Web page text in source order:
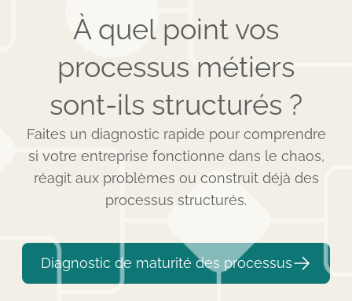
À quel point vos
processus métiers
sont-ils structurés ?
Faites un diagnostic rapide pour comprendre
si votre entreprise fonctionne dans le chaos,
réagit aux problèmes ou construit déjà des
processus structurés.
Diagnostic de maturité des processus